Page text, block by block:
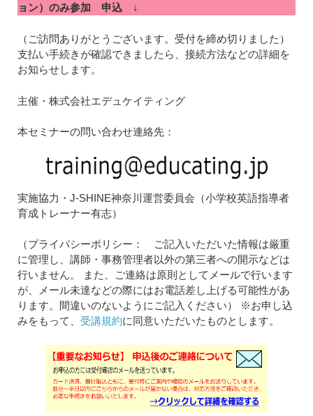
ョン）のみ参加 申込 ↓
（ご訪問ありがとうございます。受付を締め切りました）
支払い手続きが確認できましたら、接続方法などの詳細を
お知らせします。
主催・株式会社エデュケイティング
本セミナーの問い合わせ連絡先：
実施協力・J-SHINE神奈川運営委員会（小学校英語指導者
育成トレーナー有志）
（プライバシーポリシー： ご記入いただいた情報は厳重
に管理し、講師・事務管理者以外の第三者への開示などは
行いません。 また、ご連絡は原則としてメールで行います
が、メール未達などの際にはお電話差し上げる可能性があ
ります。間違いのないようにご記入ください） ※お申し込
みをもって、 受講規約に同意いただいたものとします。